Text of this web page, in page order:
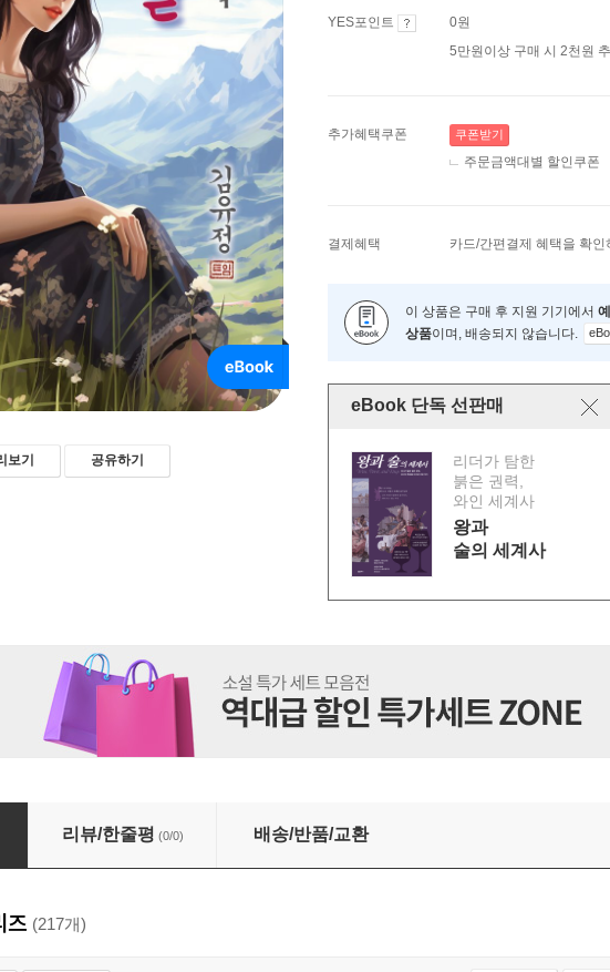
보기 공유하기
YES포인트
0원
5만원이상 구매 시 2천원
추가혜택쿠폰 쿠폰받기
주문금액대별 할인쿠폰
결제혜택 카드/간편결제 혜택을 확인
이 상품은 구매 후 지원 기기에서
상품이며, 배송되지 않습니다.
eBook 단독 선판매
리더가 탐한
붉은 권력,
와인 세계사
왕과
술의 세계사
이 우리문학 201]
리뷰/한줄평 (0/0) 배송/반품/교환
즈 (217개)